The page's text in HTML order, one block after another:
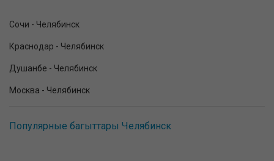
Сочи - Челябинск
Краснодар - Челябинск
Душанбе - Челябинск
Москва - Челябинск
Популярные багыттары Челябинск